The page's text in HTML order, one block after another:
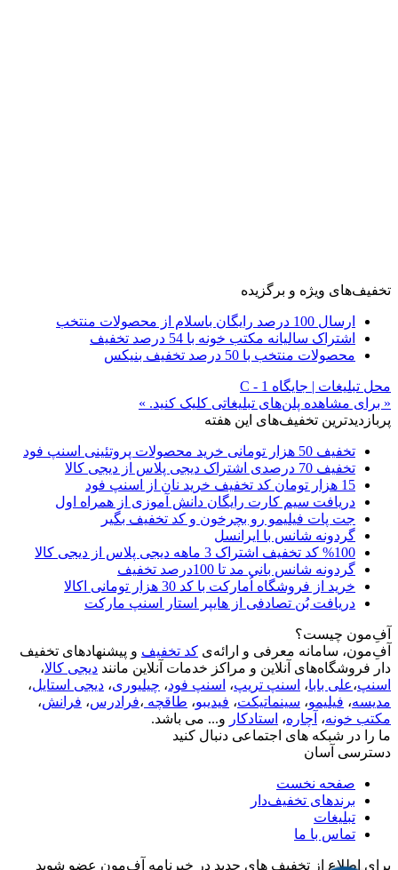
تخفیف‌های ویژه و برگزیده
ارسال 100 درصد رایگان باسلام از محصولات منتخب
اشتراک سالیانه مکتب خونه با 54 درصد تخفیف
محصولات منتخب با 50 درصد تخفیف بنیکس
محل تبلیغات | جایگاه C - 1
« برای مشاهده پلن‌های تبلیغاتی کلیک کنید. »
پربازدیدترین تخفیف‌های این هفته
تخفیف 50 هزار تومانی خرید محصولات پروتئینی اسنپ فود
تخفیف 70 درصدی اشتراک دیجی پلاس از دیجی کالا
15 هزار تومان کد تخفیف خرید نان از اسنپ فود
دریافت سیم کارت رایگان دانش آموزی از همراه اول
جت پات فیلیمو رو بچرخون و کد تخفیف بگیر
گردونه شانس با ایرانسل
%100 کد تخفیف اشتراک 3 ماهه دیجی پلاس از دیجی کالا
گردونه شانس بانی مد تا 100درصد تخفیف
خرید از فروشگاه اُمارکت با کد 30 هزار تومانی اکالا
دریافت بُن تصادفی از هایپر استار اسنپ مارکت
آفِ‌مون چیست؟
آفِ‌مون، سامانه معرفی و ارائه‌ی کد تخفیف و پیشنهادهای تخفیف
دار فروشگاه‌های آنلاین و مراکز خدمات آنلاین مانند دیجی کالا،
اسنپ،علی بابا، اسنپ تریپ، اسنپ فود، چیلیوری، دیجی استایل،
مدیسه، فیلیمو، سینماتیکت، فیدیبو، طاقچه ،فرادرس، فرانش،
مکتب خونه، آچاره، استادکار و... می باشد.
ما را در شبکه های اجتماعی دنبال کنید
دسترسی آسان
صفحه نخست
برندهای تخفیف‌دار
تبلیغات
تماس با ما
برای اطلاع از تخفیف های جدید در خبرنامه آفِ‌مون عضو شوید